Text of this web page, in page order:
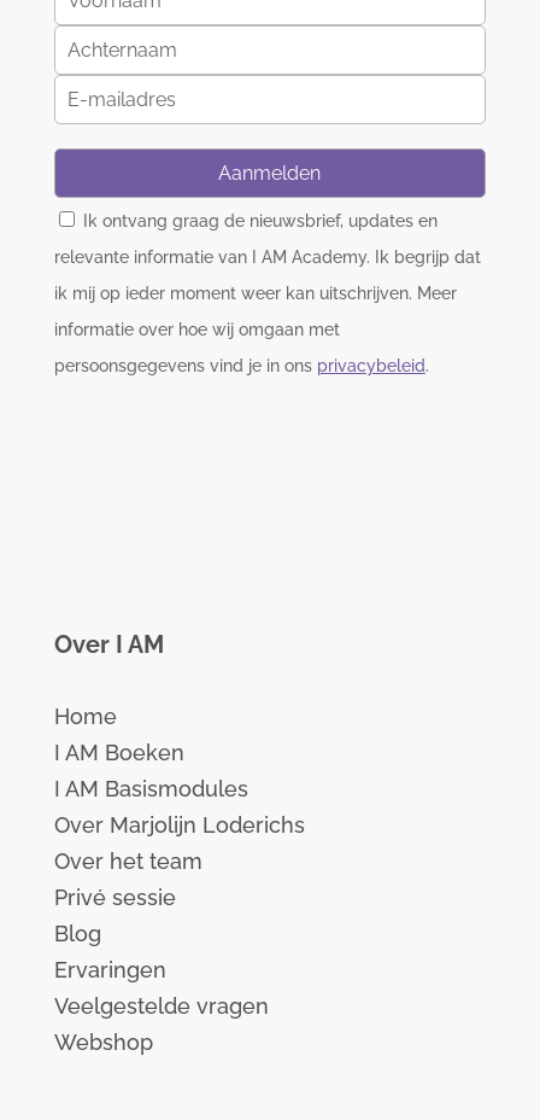
Aanmelden
Ik ontvang graag de nieuwsbrief, updates en
relevante informatie van I AM Academy. Ik begrijp dat
ik mij op ieder moment weer kan uitschrijven. Meer
informatie over hoe wij omgaan met
persoonsgegevens vind je in ons privacybeleid.
Over I AM
Home
I AM Boeken
I AM Basismodules
Over Marjolijn Loderichs
Over het team
Privé sessie
Blog
Ervaringen
Veelgestelde vragen
Webshop